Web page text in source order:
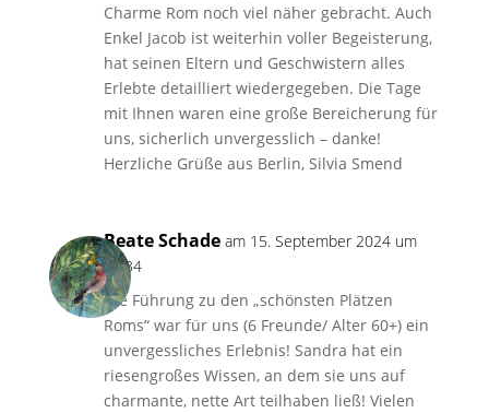
Charme Rom noch viel näher gebracht. Auch
Enkel Jacob ist weiterhin voller Begeisterung,
hat seinen Eltern und Geschwistern alles
Erlebte detailliert wiedergegeben. Die Tage
mit Ihnen waren eine große Bereicherung für
uns, sicherlich unvergesslich – danke!
Herzliche Grüße aus Berlin, Silvia Smend
Beate Schade am 15. September 2024 um
22:34
Die Führung zu den „schönsten Plätzen
Roms“ war für uns (6 Freunde/ Alter 60+) ein
unvergessliches Erlebnis! Sandra hat ein
riesengroßes Wissen, an dem sie uns auf
charmante, nette Art teilhaben ließ! Vielen